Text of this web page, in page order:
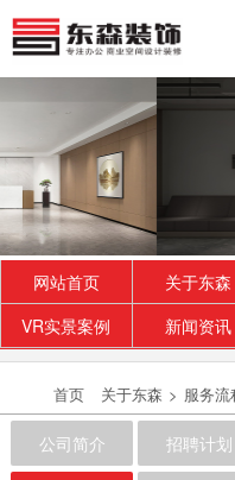
网站首页 关于东森
VR实景案例
新闻资讯
首页 关于东森 > 服务流
公司简介 招聘计划
复式办
设计师
处原生态
睛，更让
2018-07-
深圳大
备已成为
2018-07-